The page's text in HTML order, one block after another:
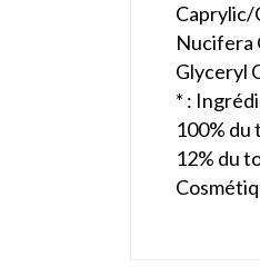
Caprylic/
Nucifera
Glyceryl
* :
100%
12% du